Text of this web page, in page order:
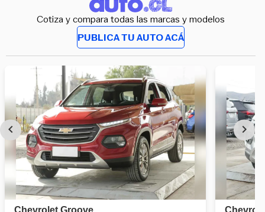
Cotiza y compara todas las marcas y modelos
PUBLICA TU AUTO ACÁ